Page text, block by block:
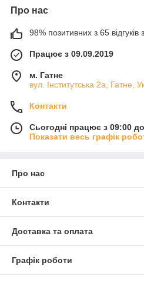
Про нас
98% позитивних з 65 відгуків
Працює з 09.09.2019
м. Гатне
вул. Інститутська 2а, Гатне,
Контакти
Сьогодні працює з 09:00
Показати весь графік
Про нас
Контакти
Доставка та оплата
Графік роботи